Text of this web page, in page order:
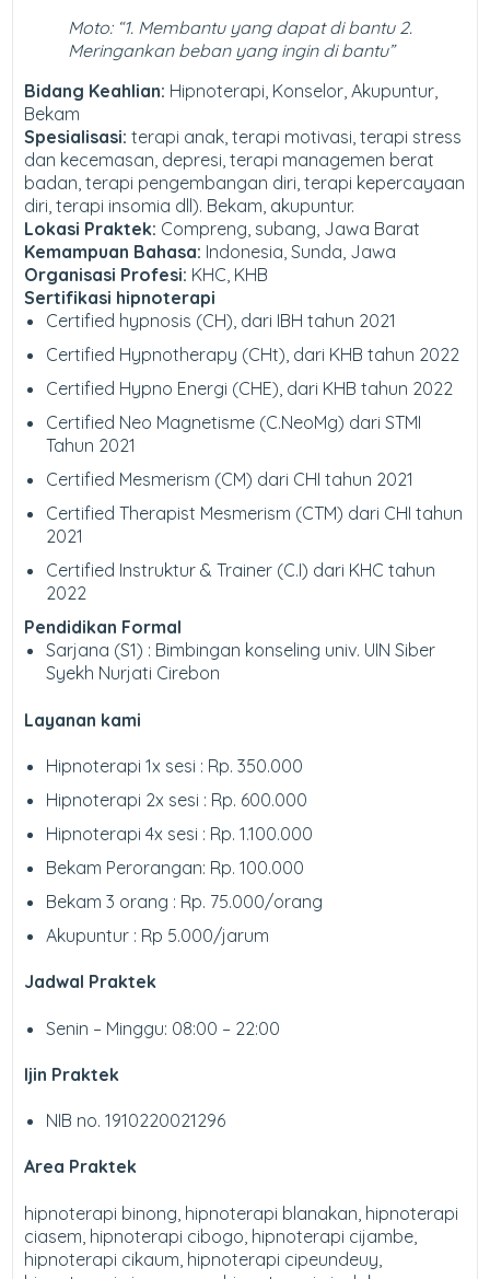
Moto: “1. Membantu yang dapat di bantu 2.
Meringankan beban yang ingin di bantu”
Bidang Keahlian: Hipnoterapi, Konselor, Akupuntur,
Bekam
Spesialisasi:terapi anak, terapi motivasi, terapi stress
dan kecemasan, depresi, terapi managemen berat
badan, terapi pengembangan diri, terapi kepercayaan
diri, terapi insomia dll). Bekam, akupuntur.
Lokasi Praktek: Compreng, subang, Jawa Barat
Kemampuan Bahasa: Indonesia, Sunda, Jawa
Organisasi Profesi: KHC, KHB
Sertifikasi hipnoterapi
Certified hypnosis (CH), dari IBH tahun 2021
Certified Hypnotherapy (CHt), dari KHB tahun 2022
Certified Hypno Energi (CHE), dari KHB tahun 2022
Certified Neo Magnetisme (C.NeoMg) dari STMI
Tahun 2021
Certified Mesmerism (CM) dari CHI tahun 2021
Certified Therapist Mesmerism (CTM) dari CHI tahun
2021
Certified Instruktur & Trainer (C.I) dari KHC tahun
2022
Pendidikan Formal
Sarjana (S1) : Bimbingan konseling univ. UIN Siber
Syekh Nurjati Cirebon
Layanan kami
Hipnoterapi 1x sesi : Rp. 350.000
Hipnoterapi 2x sesi : Rp. 600.000
Hipnoterapi 4x sesi : Rp. 1.100.000
Bekam Perorangan: Rp. 100.000
Bekam 3 orang : Rp. 75.000/orang
Akupuntur : Rp 5.000/jarum
Jadwal Praktek
Senin – Minggu: 08:00 – 22:00
Ijin Praktek
NIB no. 1910220021296
Area Praktek
hipnoterapi binong, hipnoterapi blanakan, hipnoterapi
ciasem, hipnoterapi cibogo, hipnoterapi cijambe,
hipnoterapi cikaum, hipnoterapi cipeundeuy,